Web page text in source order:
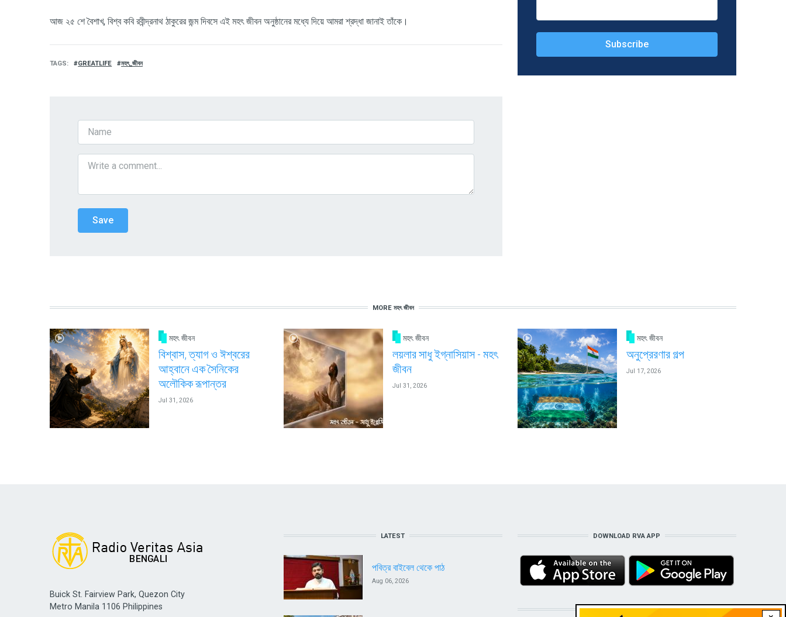
আজ ২৫ শে বৈশাখ,বিশ্ব কবি রবীন্দ্রনাথ ঠাকুরের জন্ম দিবসে এইমহৎ জীবন অনুষ্ঠানের মধ্যে দিয়ে আমরা শ্রদ্ধা জানাই তাঁকে।
TAGS GREATLIFE মহৎ_জীবন
MORE মহৎ জীবন
মহৎ জীবন
বিশ্বাস, ত্যাগ ও ঈশ্বরের
আহ্বানে এক সৈনিকের
অলৌকিক রূপান্তর
Jul 31, 2026
মহৎ জীবন
লয়লার সাধু ইগ্নাসিয়াস - মহৎ
জীবন
Jul 31, 2026
মহৎ জীবন
অনুপ্রেরণার গল্প
Jul 17, 2026
Buick St. Fairview Park, Quezon City
Metro Manila 1106 Philippines
LATEST
পবিত্র বাইবেল থেকে পাঠ
Aug 06, 2026
DOWNLOAD RVA APP
STAY CONNECTED WITH US!